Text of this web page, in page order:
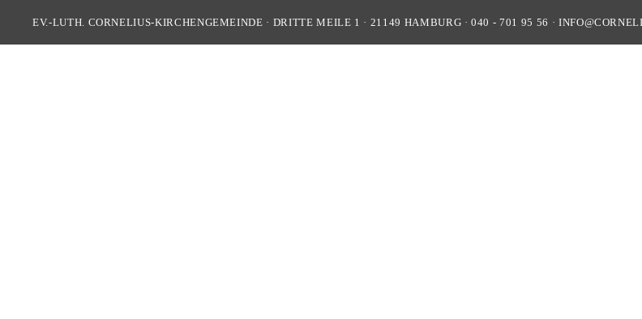
EV.-LUTH. CORNELIUS-KIRCHENGEMEINDE · DRITTE MEILE 1 · 21149 HAMBURG ·040 - 701 95 56 ·